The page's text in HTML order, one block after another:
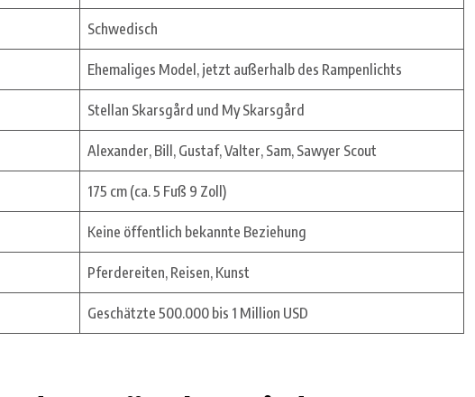
Schwedisch
Ehemaliges Model, jetzt außerhalb des Rampenlichts
Stellan Skarsgård und My Skarsgård
Alexander, Bill, Gustaf, Valter, Sam, Sawyer Scout
175 cm (ca. 5 Fuß 9 Zoll)
Keine öffentlich bekannte Beziehung
Pferdereiten, Reisen, Kunst
Geschätzte 500.000 bis 1 Million USD